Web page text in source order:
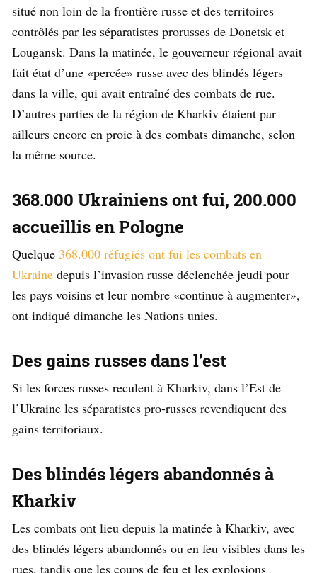
situé non loin de la frontière russe et des territoires
contrôlés par les séparatistes prorusses de Donetsk et
Lougansk. Dans la matinée, le gouverneur régional avait
fait état d’une «percée» russe avec des blindés légers
dans la ville, qui avait entraîné des combats de rue.
D’autres parties de la région de Kharkiv étaient par
ailleurs encore en proie à des combats dimanche, selon
la même source.
368.000 Ukrainiens ont fui, 200.000
accueillis en Pologne
Quelque 368.000 réfugiés ont fui les combats en
Ukraine depuis l’invasion russe déclenchée jeudi pour
les pays voisins et leur nombre «continue à augmenter»,
ont indiqué dimanche les Nations unies.
Des gains russes dans l’est
Si les forces russes reculent à Kharkiv, dans l’Est de
l’Ukraine les séparatistes pro-russes revendiquent des
gains territoriaux.
Des blindés légers abandonnés à
Kharkiv
Les combats ont lieu depuis la matinée à Kharkiv, avec
des blindés légers abandonnés ou en feu visibles dans les
rues, tandis que les coups de feu et les explosions